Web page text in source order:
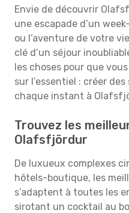
Envie de découvrir
une escapade d’un
ou l’aventure de votre
clé d’un séjour
les choses pour que
sur l’essentiel : créer
chaque instant à
Trouvez les
Olafsfjördur
De luxueux complexes
hôtels-boutique, les
s’adaptent à toutes les
sirotant un cocktail au